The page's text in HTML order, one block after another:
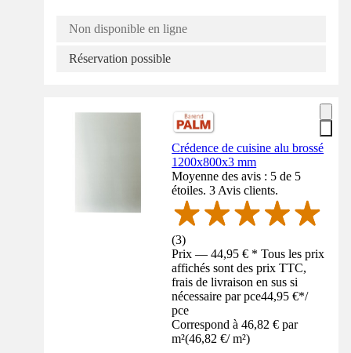
Non disponible en ligne
Réservation possible
Crédence de cuisine alu brossé
1200x800x3 mm
Moyenne des avis : 5 de 5
étoiles. 3 Avis clients.
(3)
Prix — 44,95 € * Tous les prix
affichés sont des prix TTC,
frais de livraison en sus si
nécessaire par pce44,95 €*/
pce
Correspond à 46,82 € par
m²(46,82 €/ m²)